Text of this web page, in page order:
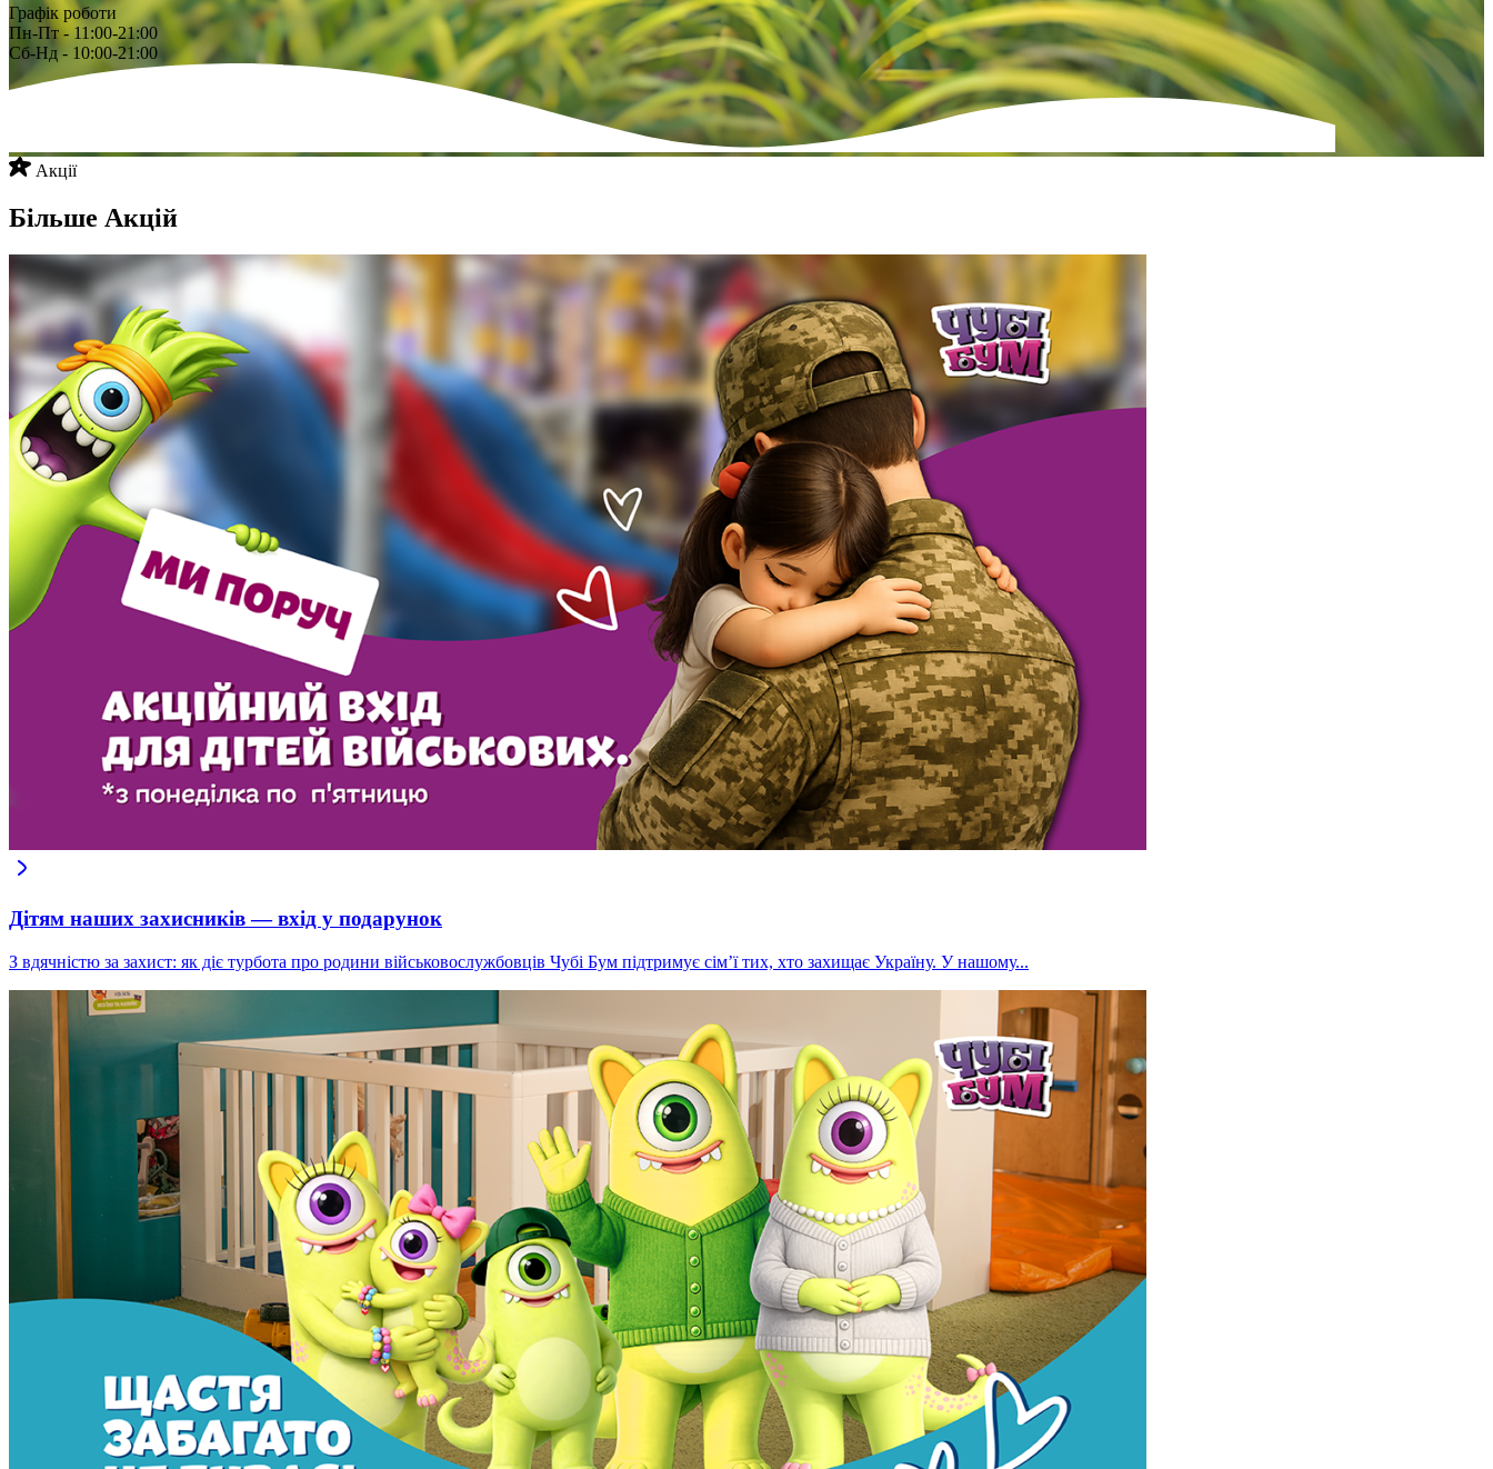
Графік роботи
Пн-Пт - 11:00-21:00
Сб-Нд - 10:00-21:00
Акції
Більше Акцій
Дітям наших захисників — вхід у подарунок
З вдячністю за захист: як діє турбота про родини військовослужбовців Чубі Бум підтримує сім’ї тих, хто захищає Україну. У нашому...